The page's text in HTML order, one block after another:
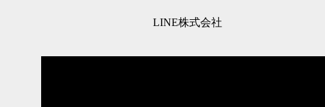
LINE株式会社